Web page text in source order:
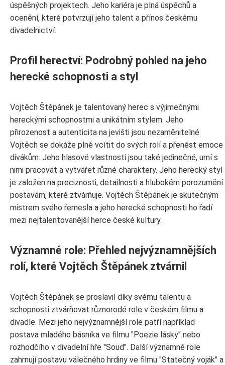
úspěšných projektech. Jeho kariéra je plná úspěchů a
ocenění, které potvrzují jeho talent a přínos českému
divadelnictví.
Profil herectví: Podrobný pohled na jeho
herecké schopnosti a styl
Vojtěch Štěpánek je talentovaný herec s výjimečnými
hereckými schopnostmi a unikátním stylem. Jeho
přirozenost a autenticita na jevišti jsou nezaměnitelné.
Vojtěch se dokáže plně vcítit do svých rolí a přenést emoce
divákům. Jeho hlasové vlastnosti jsou také jedinečné, umí s
nimi pracovat a vytvářet různé charaktery. Jeho herecký styl
je založen na preciznosti, detailnosti a hlubokém porozumění
postavám, které ztvárňuje. Vojtěch Štěpánek je skutečným
mistrem svého řemesla a jeho herecké schopnosti ho řadí
mezi nejtalentovanější herce české kultury.
Významné role: Přehled nejvýznamnějších
rolí, které Vojtěch Štěpánek ztvárnil
Vojtěch Štěpánek se proslavil díky svému talentu a
schopnosti ztvárňovat různorodé role v českém filmu a
divadle. Mezi jeho nejvýznamnější role patří například
postava mladého básníka ve filmu "Poezie lásky" nebo
rozhodčího v divadelní hře "Soud". Další významné role
zahrnují postavu válečného hrdiny ve filmu "Statečný voják" a